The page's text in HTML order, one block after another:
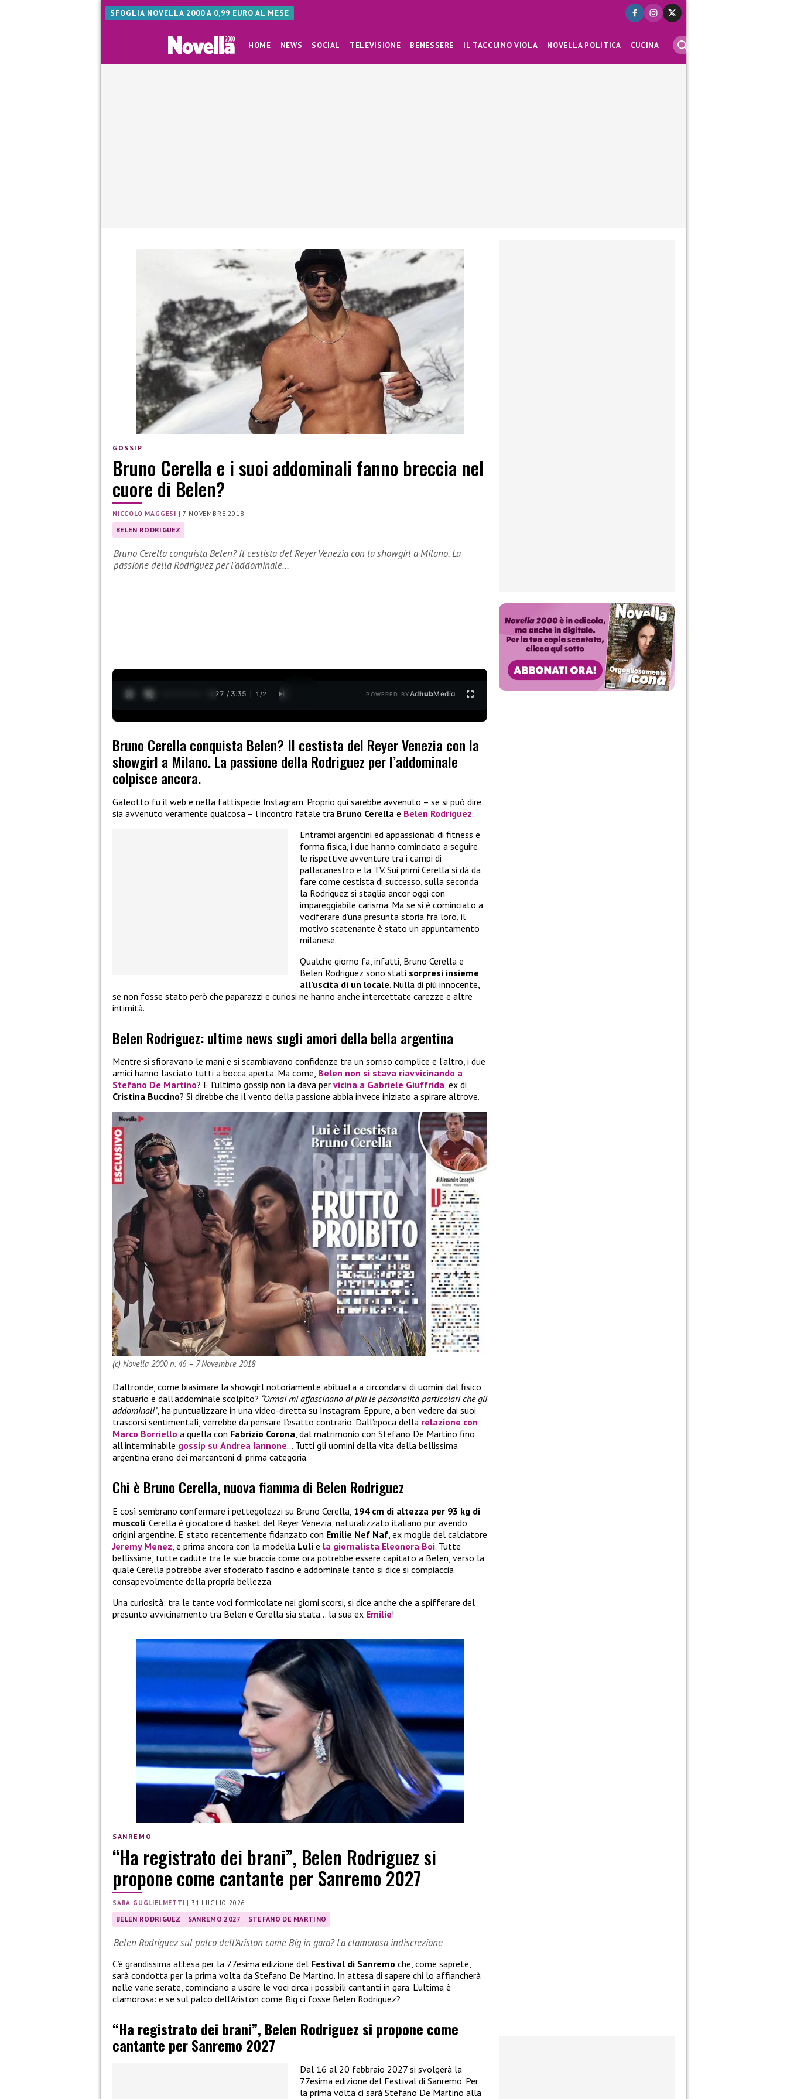
SFOGLIA NOVELLA 2000 A 0,99 EURO AL MESE
HOME NEWS SOCIAL TELEVISIONE BENESSERE IL TACCUINO VIOLA NOVELLA POLITICA CUCINA
GOSSIP
Bruno Cerella e i suoi addominali fanno breccia nel
cuore di Belen?
NICCOLO MAGGESI |7 NOVEMBRE 2018
BELEN RODRIGUEZ
Bruno Cerella conquista Belen? Il cestista del Reyer Venezia con la showgirl a Milano. La
passione della Rodriguez per l’addominale…
0:28 / 3:35 1 /2 POWERED BYAdhubMedia
Bruno Cerella conquista Belen? Il cestista del Reyer Venezia con la
showgirl a Milano. La passione della Rodriguez per l’addominale
colpisce ancora.
Galeotto fu il web e nella fattispecie Instagram. Proprio qui sarebbe avvenuto – se si può dire
sia avvenuto veramente qualcosa – l’incontro fatale tra Bruno Cerella e Belen Rodriguez.
Entrambi argentini ed appassionati di fitness e
forma fisica, i due hanno cominciato a seguire
le rispettive avventure tra i campi di
pallacanestro e la TV. Sui primi Cerella si dà da
fare come cestista di successo, sulla seconda
la Rodriguez si staglia ancor oggi con
impareggiabile carisma. Ma se si è cominciato a
vociferare d’una presunta storia fra loro, il
motivo scatenante è stato un appuntamento
milanese.
Qualche giorno fa, infatti, Bruno Cerella e
Belen Rodriguez sono stati sorpresi insieme
all’uscita di un locale. Nulla di più innocente,
se non fosse stato però che paparazzi e curiosi ne hanno anche intercettate carezze e altre
intimità.
Belen Rodriguez: ultime news sugli amori della bella argentina
Mentre si sfioravano le mani e si scambiavano confidenze tra un sorriso complice e l’altro, i due
amici hanno lasciato tutti a bocca aperta. Ma come, Belen non si stava riavvicinando a
Stefano De Martino? E l’ultimo gossip non la dava per vicina a Gabriele Giuffrida, ex di
Cristina Buccino? Si direbbe che il vento della passione abbia invece iniziato a spirare altrove.
(c) Novella 2000 n. 46 – 7 Novembre 2018
D’altronde, come biasimare la showgirl notoriamente abituata a circondarsi di uomini dal fisico
statuario e dall’addominale scolpito? “Ormai mi affascinano di più le personalità particolari che gli
addominali”, ha puntualizzare in una video-diretta su Instagram. Eppure, a ben vedere dai suoi
trascorsi sentimentali, verrebbe da pensare l’esatto contrario. Dall’epoca della relazione con
Marco Borriello a quella con Fabrizio Corona, dal matrimonio con Stefano De Martino fino
all’interminabile gossip su Andrea Iannone… Tutti gli uomini della vita della bellissima
argentina erano dei marcantoni di prima categoria.
Chi è Bruno Cerella, nuova fiamma di Belen Rodriguez
E così sembrano confermare i pettegolezzi su Bruno Cerella, 194 cm di altezza per 93 kg di
muscoli. Cerella è giocatore di basket del Reyer Venezia, naturalizzato italiano pur avendo
origini argentine. E’ stato recentemente fidanzato con Emilie Nef Naf , ex moglie del calciatore
Jeremy Menez , e prima ancora con la modella Luli e la giornalista Eleonora Boi. Tutte
bellissime, tutte cadute tra le sue braccia come ora potrebbe essere capitato a Belen, verso la
quale Cerella potrebbe aver sfoderato fascino e addominale tanto si dice si compiaccia
consapevolmente della propria bellezza.
Una curiosità: tra le tante voci formicolate nei giorni scorsi, si dice anche che a spifferare del
presunto avvicinamento tra Belen e Cerella sia stata… la sua ex Emilie!
SANREMO
“Ha registrato dei brani”, Belen Rodriguez si
propone come cantante per Sanremo 2027
SARA GUGLIELMETTI |31 LUGLIO 2026
BELEN RODRIGUEZ SANREMO 2027 STEFANO DE MARTINO
Belen Rodriguez sul palco dell’Ariston come Big in gara? La clamorosa indiscrezione
C’è grandissima attesa per la 77esima edizione del Festival di Sanremo che, come saprete,
sarà condotta per la prima volta da Stefano De Martino. In attesa di sapere chi lo affiancherà
nelle varie serate, cominciano a uscire le voci circa i possibili cantanti in gara. L’ultima è
clamorosa: e se sul palco dell’Ariston come Big ci fosse Belen Rodriguez?
“Ha registrato dei brani”, Belen Rodriguez si propone come
cantante per Sanremo 2027
Dal 16 al 20 febbraio 2027 si svolgerà la
77esima edizione del Festival di Sanremo. Per
la prima volta ci sarà Stefano De Martino alla